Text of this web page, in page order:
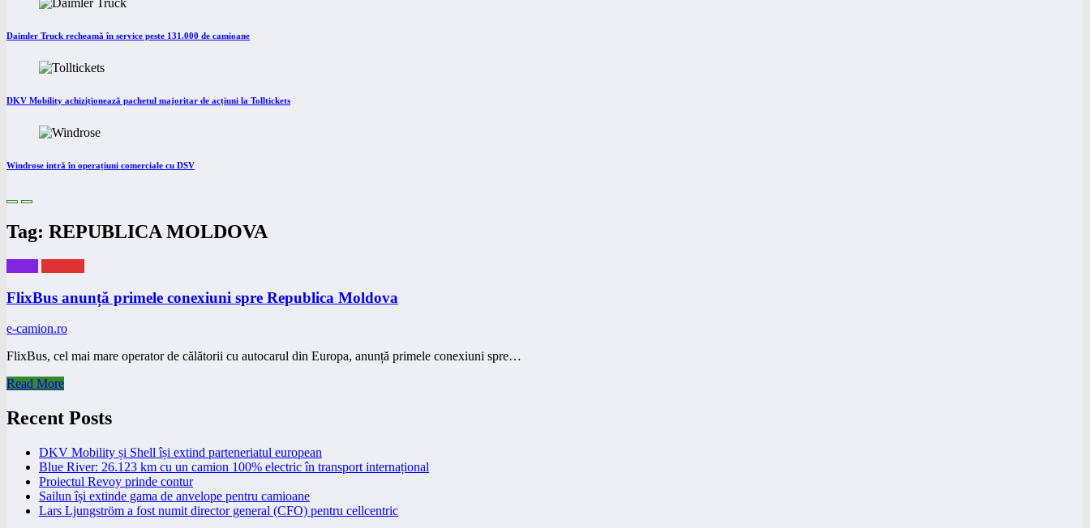
Daimler Truck recheamă în service peste 131.000 de camioane
DKV Mobility achiziționează pachetul majoritar de acțiuni la Tolltickets
Windrose intră în operațiuni comerciale cu DSV
Tag: REPUBLICA MOLDOVA
FlixBus anunță primele conexiuni spre Republica Moldova
e-camion.ro
FlixBus, cel mai mare operator de călătorii cu autocarul din Europa, anunță primele conexiuni spre…
Read More
Recent Posts
DKV Mobility și Shell își extind parteneriatul european
Blue River: 26.123 km cu un camion 100% electric în transport internațional
Proiectul Revoy prinde contur
Sailun își extinde gama de anvelope pentru camioane
Lars Ljungström a fost numit director general (CFO) pentru cellcentric